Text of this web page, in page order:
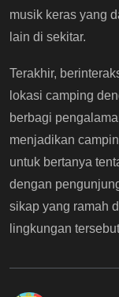
musik keras yang
lain di sekitar.
Terakhir,
lokasi camping
berbagi
menjadikan
untuk bertanya
dengan
sikap yang ramah
lingkungan